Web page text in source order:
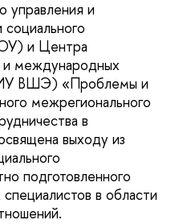
управления и
и Центра
и международных
ВШЭ) «Проблемы и
межрегионального
в
выходу из
подготовленного
в области